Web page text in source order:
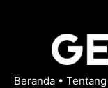
Beranda • Tentang